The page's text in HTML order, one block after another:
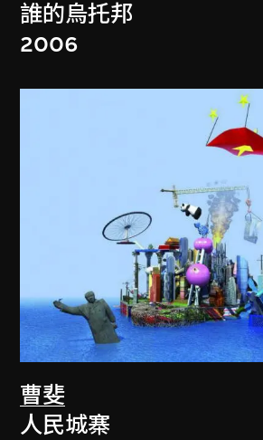
誰的烏托邦
2006
曹斐
人民城寨